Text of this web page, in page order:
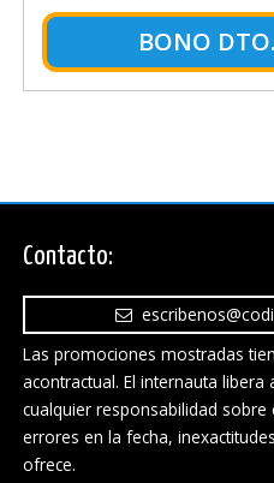
BONO
Contacto:
Las promociones mostradas
acontractual. El internauta
cualquier responsabilidad
errores en la fecha,
ofrece.